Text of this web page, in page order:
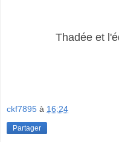
Thadée et
ckf7895 à 16:24
Partager